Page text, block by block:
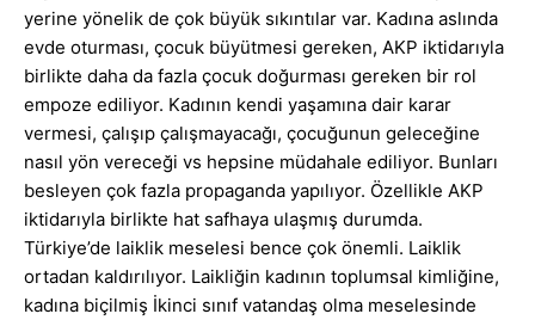
yerine yönelik de çok büyük sıkıntılar var. Kadına aslında
evde oturması, çocuk büyütmesi gereken, AKP iktidarıyla
birlikte daha da fazla çocuk doğurması gereken bir rol
empoze ediliyor. Kadının kendi yaşamına dair karar
vermesi, çalışıp çalışmayacağı, çocuğunun geleceğine
nasıl yön vereceği vs hepsine müdahale ediliyor. Bunları
besleyen çok fazla propaganda yapılıyor. Özellikle AKP
iktidarıyla birlikte hat safhaya ulaşmış durumda.
Türkiye’de laiklik meselesi bence çok önemli. Laiklik
ortadan kaldırılıyor. Laikliğin kadının toplumsal kimliğine,
kadına biçilmiş İkinci sınıf vatandaş olma meselesinde